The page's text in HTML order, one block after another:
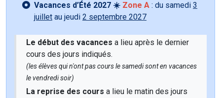
Vacances d’Été 2027 ☀️ Zone A : du samedi 3
juillet au jeudi 2 septembre 2027
Le début des vacances a lieu après le dernier
cours des jours indiqués.
(les élèves qui n'ont pas cours le samedi sont en vacances
le vendredi soir)
La reprise des cours a lieu le matin des jours